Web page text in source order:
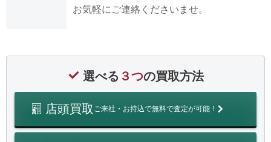
お気軽にご連絡くださいませ。
選べる ３つの買取方法
店頭買取 ご来社・お持込で無料で査定が可能！